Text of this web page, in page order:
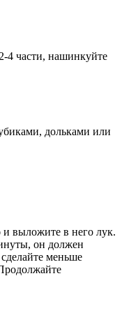
4 части, нашинкуйте
дольками или
и выложите в него лук.
он должен
меньше